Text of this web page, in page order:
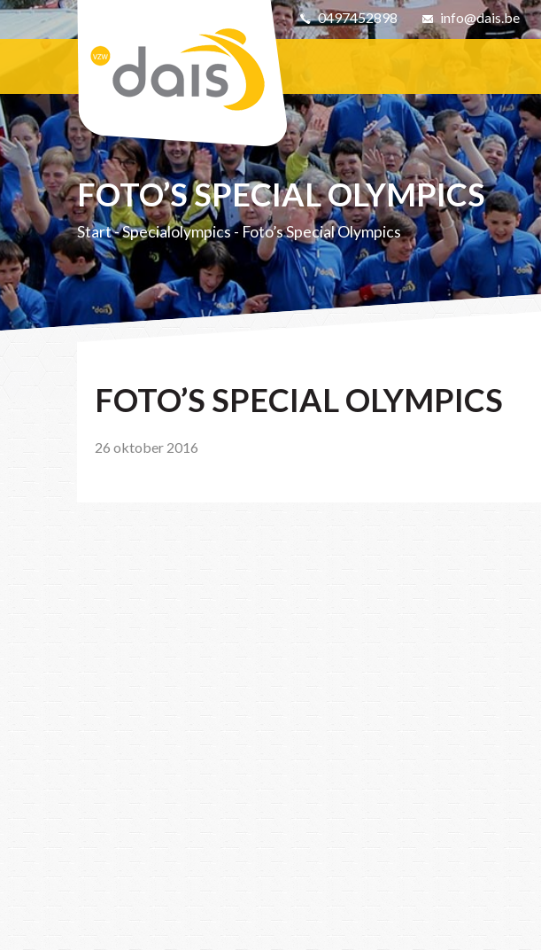
0497452898 info@dais.be
FOTO’S SPECIAL OLYMPICS
Start-Specialolympics- Foto’s Special Olympics
FOTO’S SPECIAL OLYMPICS
26 oktober 2016